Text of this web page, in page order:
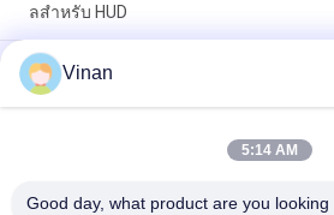
ลสําหรับ HUD
หน้าจอเดียวแบบ Full HD Sony 0.7 นิ้วแบบ
แสดงผล โมดูลสำหรับหมวกกันน็อค AR
Drive Plate Micro Display Module , ขนาด
Vinan
5:14 AM
Good day, what product are you looking